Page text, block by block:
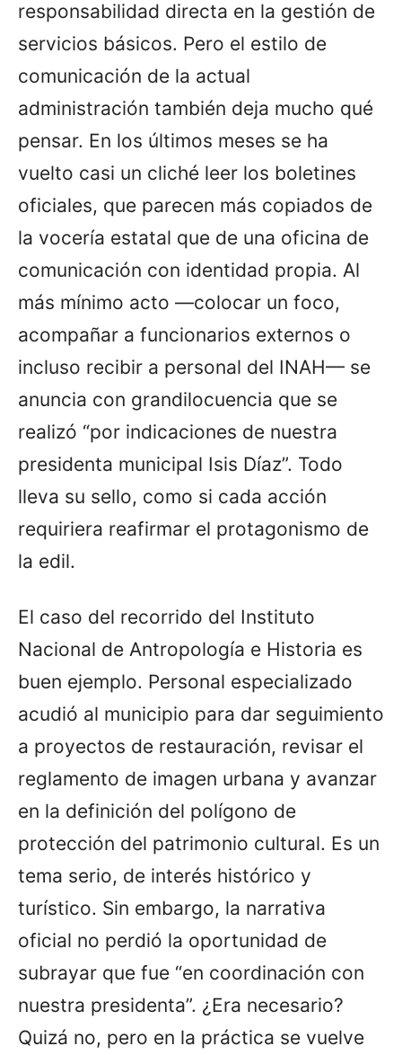
responsabilidad directa en la gestión de
servicios básicos. Pero el estilo de
comunicación de la actual
administración también deja mucho qué
pensar. En los últimos meses se ha
vuelto casi un cliché leer los boletines
oficiales, que parecen más copiados de
la vocería estatal que de una oficina de
comunicación con identidad propia. Al
más mínimo acto —colocar un foco,
acompañar a funcionarios externos o
incluso recibir a personal del INAH— se
anuncia con grandilocuencia que se
realizó “por indicaciones de nuestra
presidenta municipal Isis Díaz”. Todo
lleva su sello, como si cada acción
requiriera reafirmar el protagonismo de
la edil.
El caso del recorrido del Instituto
Nacional de Antropología e Historia es
buen ejemplo. Personal especializado
acudió al municipio para dar seguimiento
a proyectos de restauración, revisar el
reglamento de imagen urbana y avanzar
en la definición del polígono de
protección del patrimonio cultural. Es un
tema serio, de interés histórico y
turístico. Sin embargo, la narrativa
oficial no perdió la oportunidad de
subrayar que fue “en coordinación con
nuestra presidenta”. ¿Era necesario?
Quizá no, pero en la práctica se vuelve